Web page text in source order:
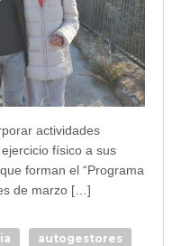
actividades
físico a sus
forman el “Programa
de marzo […]
autogestores